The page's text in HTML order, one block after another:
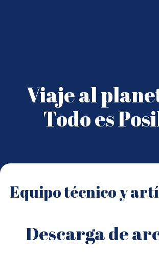
Viaje al
Todo es
Equipo técnico y
Descarga de